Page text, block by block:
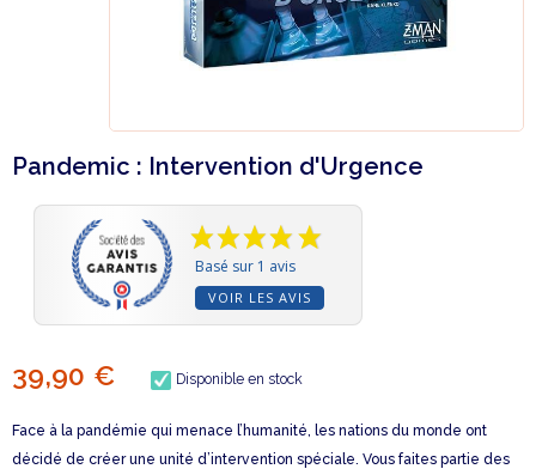
Pandemic : Intervention d'Urgence
Basé sur 1 avis
VOIR LES AVIS
39,90 € Disponible en stock
Face à la pandémie qui menace l’humanité, les nations du monde ont
décidé de créer une unité d’intervention spéciale. Vous faites partie des